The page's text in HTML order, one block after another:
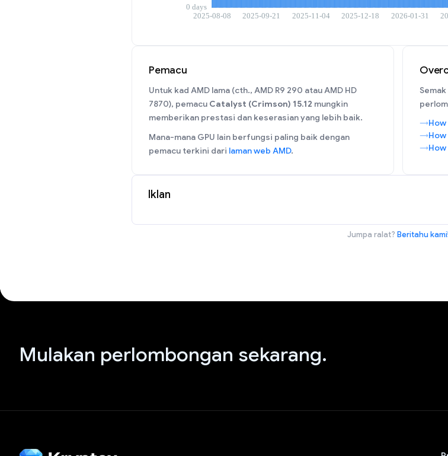
Pemacu
Untuk kad AMD lama (cth., AMD R9 290 atau AMD HD
7870), pemacu Catalyst (Crimson) 15.12 mungkin
memberikan prestasi dan keserasian yang lebih baik.
Mana-mana GPU lain berfungsi paling baik dengan
pemacu terkini dari laman web AMD.
How
Iklan
Jumpa ralat? Beritahu kami!
Mulakan perlombongan sekarang.